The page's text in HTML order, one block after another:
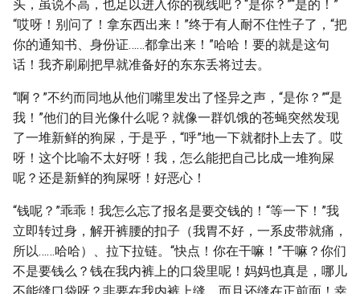
头，虽说不高，也足以进入你的视线吧？“是你？”“是的！”
“哎呀！别问了！拿东西出来！”终于有人耐不住性子了，“把
你的通知书、身份证……都拿出来！”哈哈！要的就是这句
话！我齐刷刷把早就准备好的东东丢将过去。
“啊？”不约而同地从他们嘴里发出了怪异之声，“是你？”“是
我！”他们的目光像什么呢？就像一群饥饿的苍蝇突然发现
了一堆新鲜的狗屎，于是乎，“呼”地一下就都扑上去了。哎
呀！这个比喻不太好呀！我，怎么能把自己比成一堆狗屎
呢？还是新鲜的狗屎呀！好恶心！
“钱呢？”乖乖！我怎么忘了报名是要交钱的！“等一下！”我
立即转过身，解开裤腰的扣子（我胃不好，一系皮带就痛，
所以……哈哈）、拉下拉链。“快点！你在干嘛！”干嘛？你们
不是要钱么？钱在我内裤上的口袋里呢！妈妈也真是，哪儿